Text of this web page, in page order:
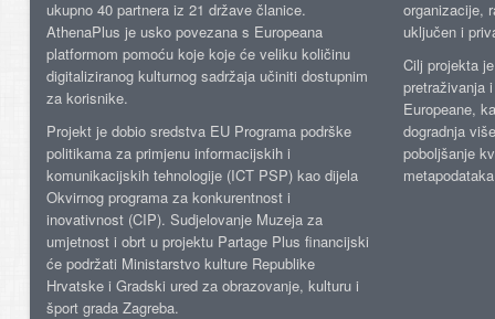
ukupno 40 partnera iz 21 države članice.
AthenaPlus je usko povezana s Europeana
platformom pomoću koje koje će veliku količinu
digitaliziranog kulturnog sadržaja učiniti dostupnim
za korisnike.
Projekt je dobio sredstva EU Programa podrške
politikama za primjenu informacijskih i
komunikacijskih tehnologije (ICT PSP) kao dijela
Okvirnog programa za konkurentnost i
inovativnost (CIP). Sudjelovanje Muzeja za
umjetnost i obrt u projektu Partage Plus financijski
će podržati Ministarstvo kulture Republike
Hrvatske i Gradski ured za obrazovanje, kulturu i
šport grada Zagreba.
organizacije,
uključen i
Cilj projekta
pretraživanja
Europeane,
dogradnja
poboljšanje